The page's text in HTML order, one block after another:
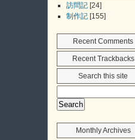
訪問記 [24]
制作記 [155]
Recent Comments
Recent Trackbacks
Search this site
Monthly Archives